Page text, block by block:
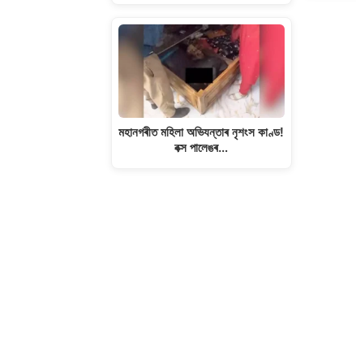
মহানগৰীত মহিলা অভিযন্তাৰ নৃশংস কাণ্ড!
বক্স পালেঙৰ…